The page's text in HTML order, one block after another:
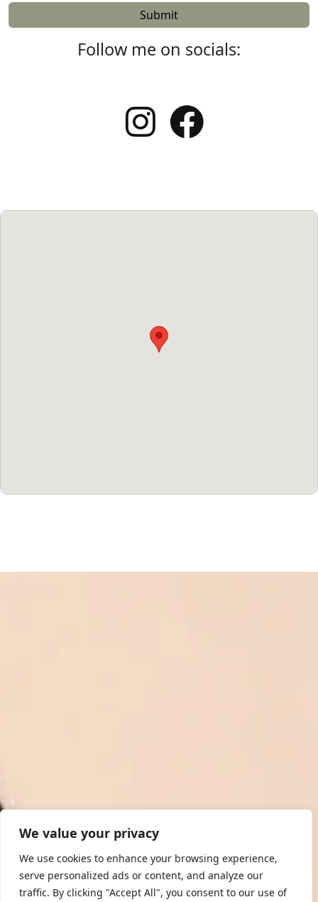
We value your privacy
We use cookies to enhance your browsing experience,
serve personalized ads or content, and analyze our
traffic. By clicking "Accept All", you consent to our use of
Follow me on socials: